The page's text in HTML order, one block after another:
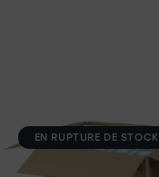
EN RUPTURE DE STOCK